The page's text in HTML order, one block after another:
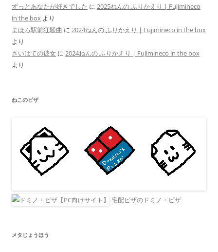
ずっとあなたが好きでした に 2025ねんの ふりかえり | Fujimineco
in the box より
まほろ駅前狂騒曲 に 2024ねんの ふりかえり | Fujimineco in the box
より
さいはての彼女 に 2024ねんの ふりかえり | Fujimineco in the box
より
ねこのピザ
宅配ピザのドミノ・ピザ
メタじょうほう